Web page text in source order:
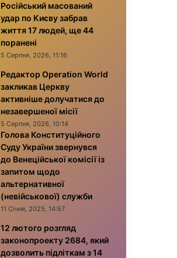
Російський масований
удар по Києву забрав
життя 17 людей, ще 44
поранені
5 Серпня, 2026, 11:16
Редактор Operation World
закликав Церкву
активніше долучатися до
незавершеної місії
5 Серпня, 2026, 10:14
Голова Конституційного
Суду України звернувся
до Венеційської комісії із
запитом щодо
альтернативної
(невійськової) служби
11 Січня, 2025, 14:57
12 лютого розгляд
законопроекту 2684, який
дозволить підліткам з 14